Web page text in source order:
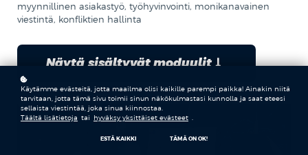
myynnillinen asiakastyö, työhyvinvointi, monikanavainen
viestintä, konfliktien hallinta
Näytä sisältyvät moduulit
Käytämme evästeitä, jotta maailma olisi kaikille parempi paikka! Ainakin niitä
tarvitaan, jotta tämä sivu toimii sinun näkökulmastasi kunnolla ja saat eteesi
sellaista viestintää, joka sinua kiinnostaa.
Täältä lisätietoja tai hyväksy yksittäiset evästeet
ESTÄ KAIKKI TÄMÄ ON OK!